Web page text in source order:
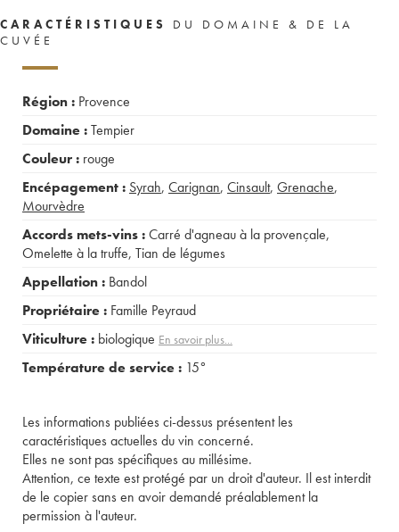
CARACTÉRISTIQUES
DU DOMAINE & DE LA
CUVÉE
Région : Provence
Domaine :Tempier
Couleur : rouge
Encépagement : Syrah, Carignan, Cinsault, Grenache,
Mourvèdre
Accords mets-vins :Carré d'agneau à la provençale,
Omelette à la truffe, Tian de légumes
Appellation : Bandol
Propriétaire : Famille Peyraud
Viticulture : biologique En savoir plus...
Température de service : 15°
Les informations publiées ci-dessus présentent les
caractéristiques actuelles du vin concerné.
Elles ne sont pas spécifiques au millésime.
Attention, ce texte est protégé par un droit d'auteur. Il est interdit
de le copier sans en avoir demandé préalablement la
permission à l'auteur.